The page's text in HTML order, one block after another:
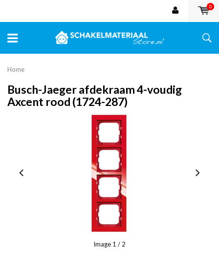
0
Home
Busch-Jaeger afdekraam 4-voudig
Axcent rood (1724-287)
Image 1 / 2